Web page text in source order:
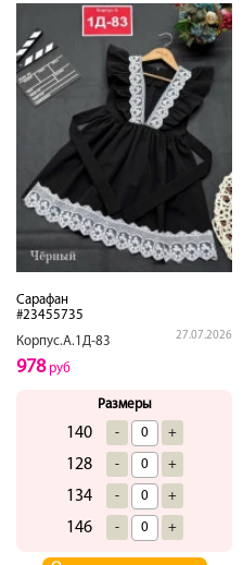
Сарафан
#23455735
Корпус.А.1Д-83
27.07.2026
978руб
Размеры
140 - +
128 - +
134 - +
146 - +